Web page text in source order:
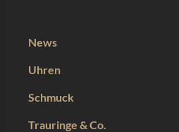
News
Uhren
Schmuck
Trauringe & Co.